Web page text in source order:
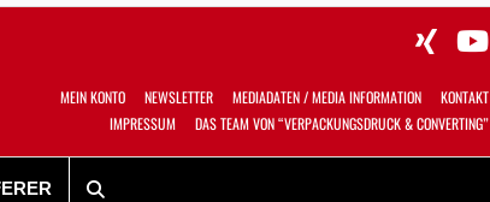
MEIN KONTO NEWSLETTER MEDIADATEN / MEDIA INFORMATION
KONTAKT
IMPRESSUM
DAS TEAM VON “VERPACKUNGSDRUCK & CONVERTING”